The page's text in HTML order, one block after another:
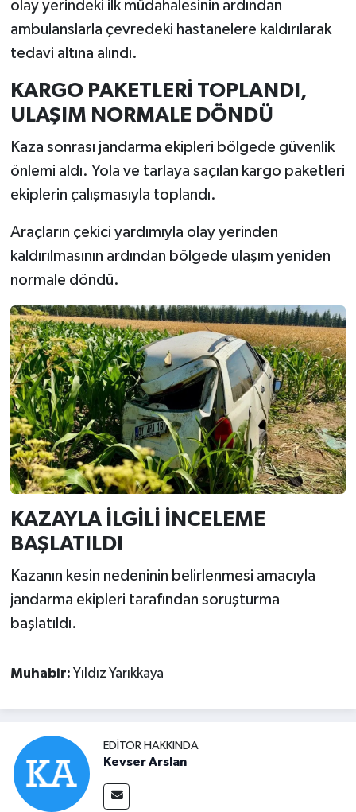
olay yerindeki ilk müdahalesinin ardından
ambulanslarla çevredeki hastanelere kaldırılarak
tedavi altına alındı.
KARGO PAKETLERİ TOPLANDI,
ULAŞIM NORMALE DÖNDÜ
Kaza sonrası jandarma ekipleri bölgede güvenlik
önlemi aldı. Yola ve tarlaya saçılan kargo paketleri
ekiplerin çalışmasıyla toplandı.
Araçların çekici yardımıyla olay yerinden
kaldırılmasının ardından bölgede ulaşım yeniden
normale döndü.
KAZAYLA İLGİLİ İNCELEME
BAŞLATILDI
Kazanın kesin nedeninin belirlenmesi amacıyla
jandarma ekipleri tarafından soruşturma
başlatıldı.
Muhabir: Yıldız Yarıkkaya
EDITÖR HAKKINDA
Kevser Arslan